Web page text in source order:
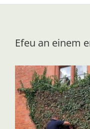
Efeu an einem